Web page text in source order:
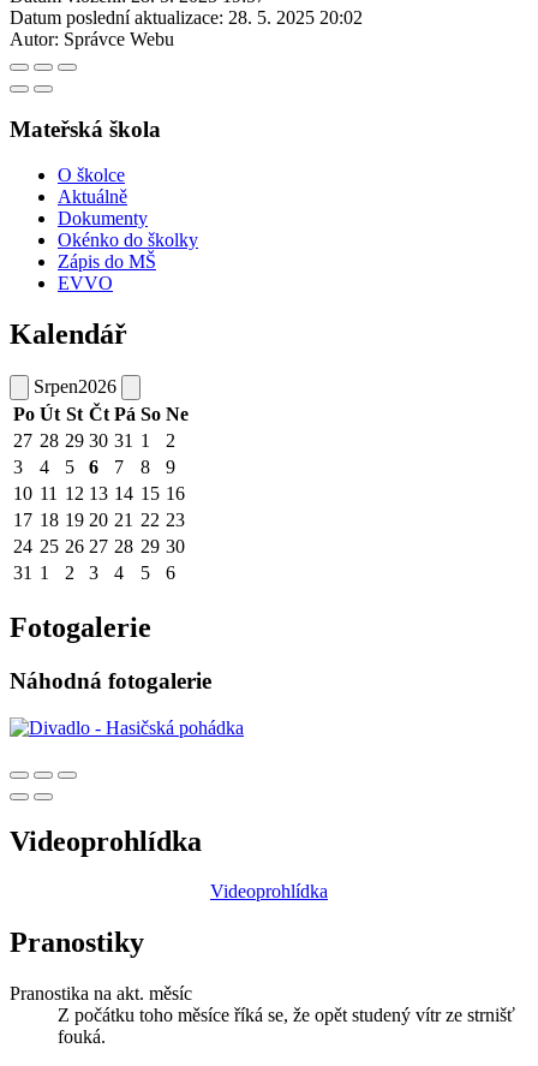
Datum poslední aktualizace: 28. 5. 2025 20:02
Autor: Správce Webu
Mateřská škola
O školce
Aktuálně
Dokumenty
Okénko do školky
Zápis do MŠ
EVVO
Kalendář
Srpen2026
Po Út St Čt Pá So Ne
27 28 29 30 31 1
2
3
4 5 6 7 8
9
10 11 12 13 14 15 16
17 18 19 20 21 22 23
24 25 26 27 28 29 30
31 1 2 3 4 5 6
Fotogalerie
Náhodná fotogalerie
Videoprohlídka
Videoprohlídka
Pranostiky
Pranostika na akt. měsíc
Z počátku toho měsíce říká se, že opět studený vítr ze strnišť
fouká.